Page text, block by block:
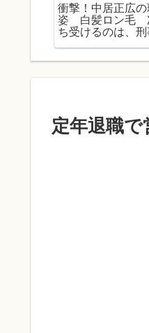
衝撃！中居正広
姿 白髪ロン毛
ち受けるのは、刑
定年退職